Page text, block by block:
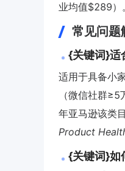
业均值$289）。
常见问题
{关键词}适
适用于具备小
（微信社群
年亚马逊该类
Product
{关键词}如